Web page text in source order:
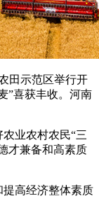
田示范区举行开
”喜获丰收。河南
业农村农民“三
才兼备和高素质
高经济整体素质